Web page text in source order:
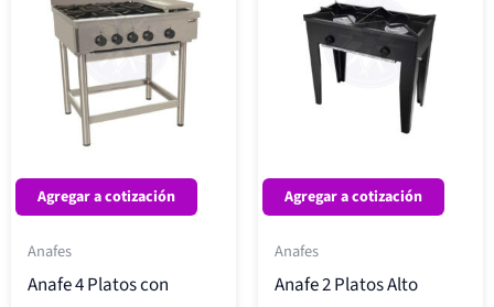
Agregar a cotización
Anafes
Anafe 4 Platos con
Agregar a cotización
Anafes
Anafe 2 Platos Alto